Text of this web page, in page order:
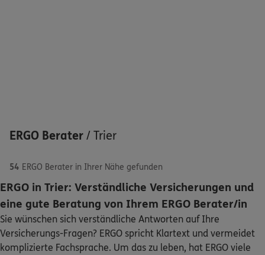
Schaden oder Leistungsfall melden
ERGO Berater / Trier
54 ERGO Berater in Ihrer Nähe gefunden
ERGO
Andreas Gouverneur
Trier
(1.0 km)
Homepage besuchen
ERGO in Trier: Verständliche Versicherungen und
eine gute Beratung von Ihrem ERGO Berater/in
Sie wünschen sich verständliche Antworten auf Ihre
Versicherungs-Fragen? ERGO spricht Klartext und vermeidet
komplizierte Fachsprache. Um das zu leben, hat ERGO viele